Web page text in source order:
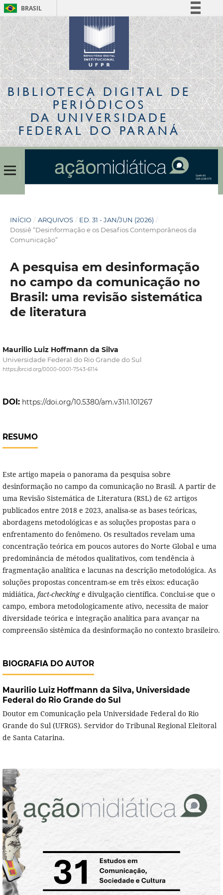
BRASIL
Simplifique!
Comunica BR
Participe
Acesso à informação
Legislação
Canais
BIBLIOTECA DIGITALDE
PERIÓDICOS
DA UNIVERSIDADE
FEDERAL DO PARANÁ
INÍCIO / ARQUIVOS / ED. 31 - JAN/JUN (2026) /
Dossiê “Desinformação e os Desafios Contemporâneos da
Comunicação”
A pesquisa em desinformação
no campo da comunicação no
Brasil: uma revisão sistemática
de literatura
Maurilio Luiz Hoffmann da Silva
Universidade Federal do Rio Grande do Sul
https://orcid.org/0000-0001-7543-6114
DOI: https://doi.org/10.5380/am.v31i1.101267
RESUMO
Este artigo mapeia o panorama da pesquisa sobre
desinformação no campo da comunicação no Brasil. A partir de
uma Revisão Sistemática de Literatura (RSL) de 62 artigos
publicados entre 2018 e 2023, analisa-se as bases teóricas,
abordagens metodológicas e as soluções propostas para o
enfrentamento do fenômeno. Os resultados revelam uma
concentração teórica em poucos autores do Norte Global e uma
predominância de métodos qualitativos, com tendência à
fragmentação analítica e lacunas na descrição metodológica. As
soluções propostas concentram-se em três eixos: educação
midiática, fact-checkinge divulgação científica. Conclui-se que o
campo, embora metodologicamente ativo, necessita de maior
diversidade teórica e integração analítica para avançar na
compreensão sistêmica da desinformação no contexto brasileiro.
BIOGRAFIA DO AUTOR
Maurilio Luiz Hoffmann da Silva, Universidade
Federal do Rio Grande do Sul
Doutor em Comunicação pela Universidade Federal do Rio
Grande do Sul (UFRGS). Servidor do Tribunal Regional Eleitoral
de Santa Catarina.